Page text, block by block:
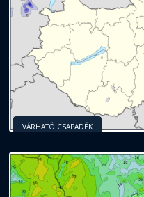
VÁRHATÓ CSAPADÉK